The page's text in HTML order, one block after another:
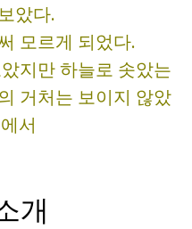
았다.
모르게 되었다.
지만 하늘로 솟았는
거처는 보이지 않았
서
개